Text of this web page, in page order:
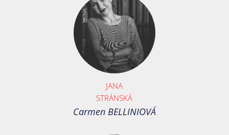
JANA
STRÁNSKÁ
Carmen BELLINIOVÁ